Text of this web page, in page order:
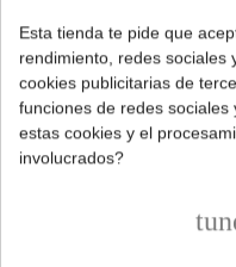
Esta tienda te pide que
rendimiento, redes sociales
cookies publicitarias de
funciones de redes
estas cookies y el
involucrados?